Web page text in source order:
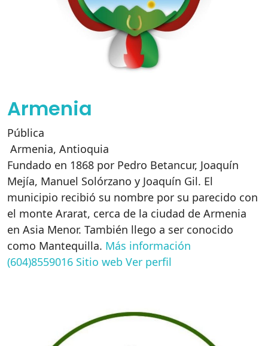
Armenia
Pública
Armenia, Antioquia
Fundado en 1868 por Pedro Betancur, Joaquín
Mejía, Manuel Solórzano y Joaquín Gil. El
municipio recibió su nombre por su parecido con
el monte Ararat, cerca de la ciudad de Armenia
en Asia Menor. También llego a ser conocido
como Mantequilla. Más información
(604)8559016 Sitio web Ver perfil